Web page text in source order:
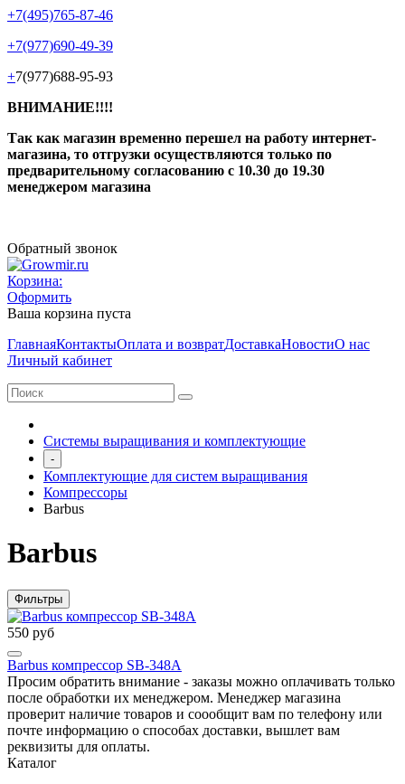
+7(495)765-87-46
+7(977)690-49-39
+7(977)688-95-93
ВНИМАНИЕ!!!!
Так как магазин временно перешел на работу интернет-
магазина, то отгрузки осуществляются только по
предварительному согласованию с 10.30 до 19.30
менеджером магазина
Обратный звонок
Корзина:
Оформить
Ваша корзина пуста
ГлавнаяКонтактыОплата и возвратДоставкаНовостиО нас
Личный кабинет
Системы выращивания и комплектующие
-
Комплектующие для систем выращивания
Компрессоры
Barbus
Barbus
Фильтры
550 руб
Barbus компрессор SB-348A
Просим обратить внимание - заказы можно оплачивать только
после обработки их менеджером. Менеджер магазина
проверит наличие товаров и соообщит вам по телефону или
почте информацию о способах доставки, вышлет вам
реквизиты для оплаты.
Каталог